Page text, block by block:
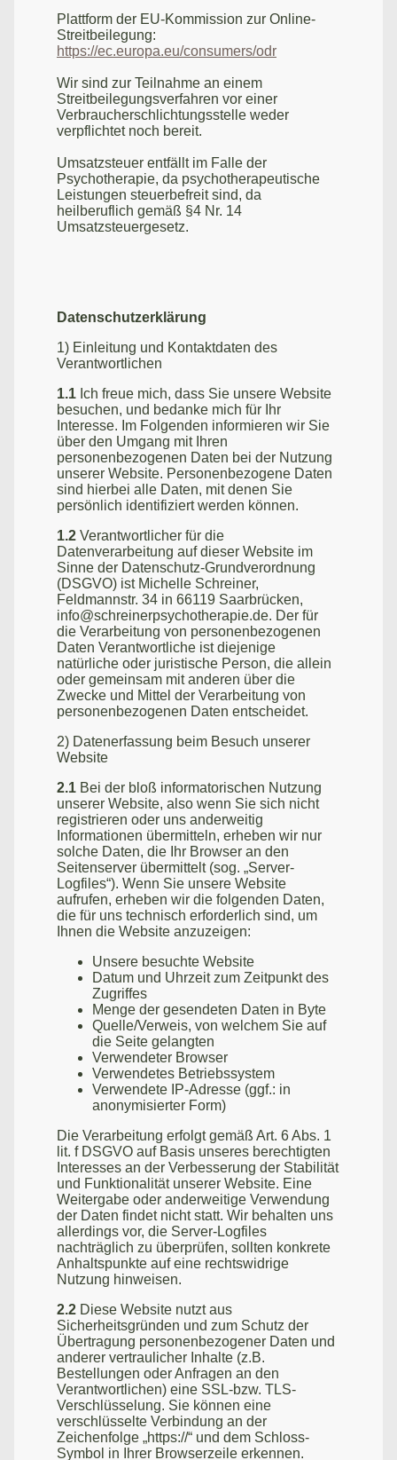
Plattform der EU-Kommission zur Online-
Streitbeilegung:
https://ec.europa.eu/consumers/odr
Wir sind zur Teilnahme an einem
Streitbeilegungsverfahren vor einer
Verbraucherschlichtungsstelle weder
verpflichtet noch bereit.
Umsatzsteuer entfällt im Falle der
Psychotherapie, da psychotherapeutische
Leistungen steuerbefreit sind, da
heilberuflich gemäß §4 Nr. 14
Umsatzsteuergesetz.
Datenschutzerklärung
1) Einleitung und Kontaktdaten des
Verantwortlichen
1.1 Ich freue mich, dass Sie unsere Website
besuchen, und bedanke mich für Ihr
Interesse. Im Folgenden informieren wir Sie
über den Umgang mit Ihren
personenbezogenen Daten bei der Nutzung
unserer Website. Personenbezogene Daten
sind hierbei alle Daten, mit denen Sie
persönlich identifiziert werden können.
1.2 Verantwortlicher für die
Datenverarbeitung auf dieser Website im
Sinne der Datenschutz-Grundverordnung
(DSGVO) ist Michelle Schreiner,
Feldmannstr. 34 in 66119 Saarbrücken,
info@schreinerpsychotherapie.de. Der für
die Verarbeitung von personenbezogenen
Daten Verantwortliche ist diejenige
natürliche oder juristische Person, die allein
oder gemeinsam mit anderen über die
Zwecke und Mittel der Verarbeitung von
personenbezogenen Daten entscheidet.
2) Datenerfassung beim Besuch unserer
Website
2.1 Bei der bloß informatorischen Nutzung
unserer Website, also wenn Sie sich nicht
registrieren oder uns anderweitig
Informationen übermitteln, erheben wir nur
solche Daten, die Ihr Browser an den
Seitenserver übermittelt (sog. „Server-
Logfiles“). Wenn Sie unsere Website
aufrufen, erheben wir die folgenden Daten,
die für uns technisch erforderlich sind, um
Ihnen die Website anzuzeigen:
Unsere besuchte Website
Datum und Uhrzeit zum Zeitpunkt des
Zugriffes
Menge der gesendeten Daten in Byte
Quelle/Verweis, von welchem Sie auf
die Seite gelangten
Verwendeter Browser
Verwendetes Betriebssystem
Verwendete IP-Adresse (ggf.: in
anonymisierter Form)
Die Verarbeitung erfolgt gemäß Art. 6 Abs. 1
lit. f DSGVO auf Basis unseres berechtigten
Interesses an der Verbesserung der Stabilität
und Funktionalität unserer Website. Eine
Weitergabe oder anderweitige Verwendung
der Daten findet nicht statt. Wir behalten uns
allerdings vor, die Server-Logfiles
nachträglich zu überprüfen, sollten konkrete
Anhaltspunkte auf eine rechtswidrige
Nutzung hinweisen.
2.2 Diese Website nutzt aus
Sicherheitsgründen und zum Schutz der
Übertragung personenbezogener Daten und
anderer vertraulicher Inhalte (z.B.
Bestellungen oder Anfragen an den
Verantwortlichen) eine SSL-bzw. TLS-
Verschlüsselung. Sie können eine
verschlüsselte Verbindung an der
Zeichenfolge „https://“ und dem Schloss-
Symbol in Ihrer Browserzeile erkennen.